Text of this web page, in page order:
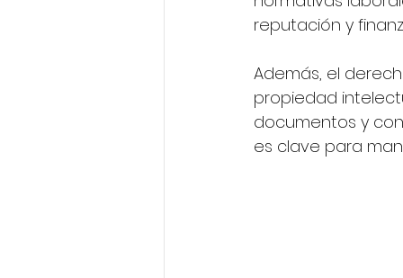
reputación y
Además, el
propiedad
documentos y
es clave para